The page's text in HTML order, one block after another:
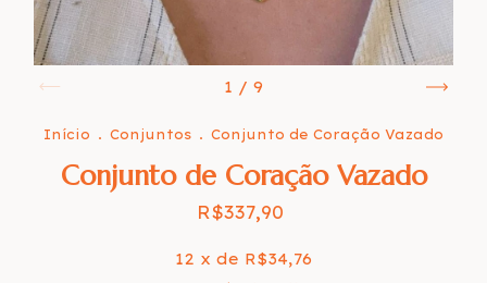
1 / 9
Início . Conjuntos . Conjunto de Coração Vazado
Conjunto de Coração Vazado
R$337,90
12 x de R$34,76